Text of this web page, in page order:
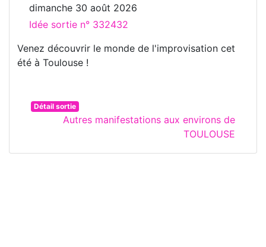
dimanche 30 août 2026
Idée sortie n° 332432
Venez découvrir le monde de l'improvisation cet
été à Toulouse !
Détail sortie
Autres manifestations aux environs de
TOULOUSE